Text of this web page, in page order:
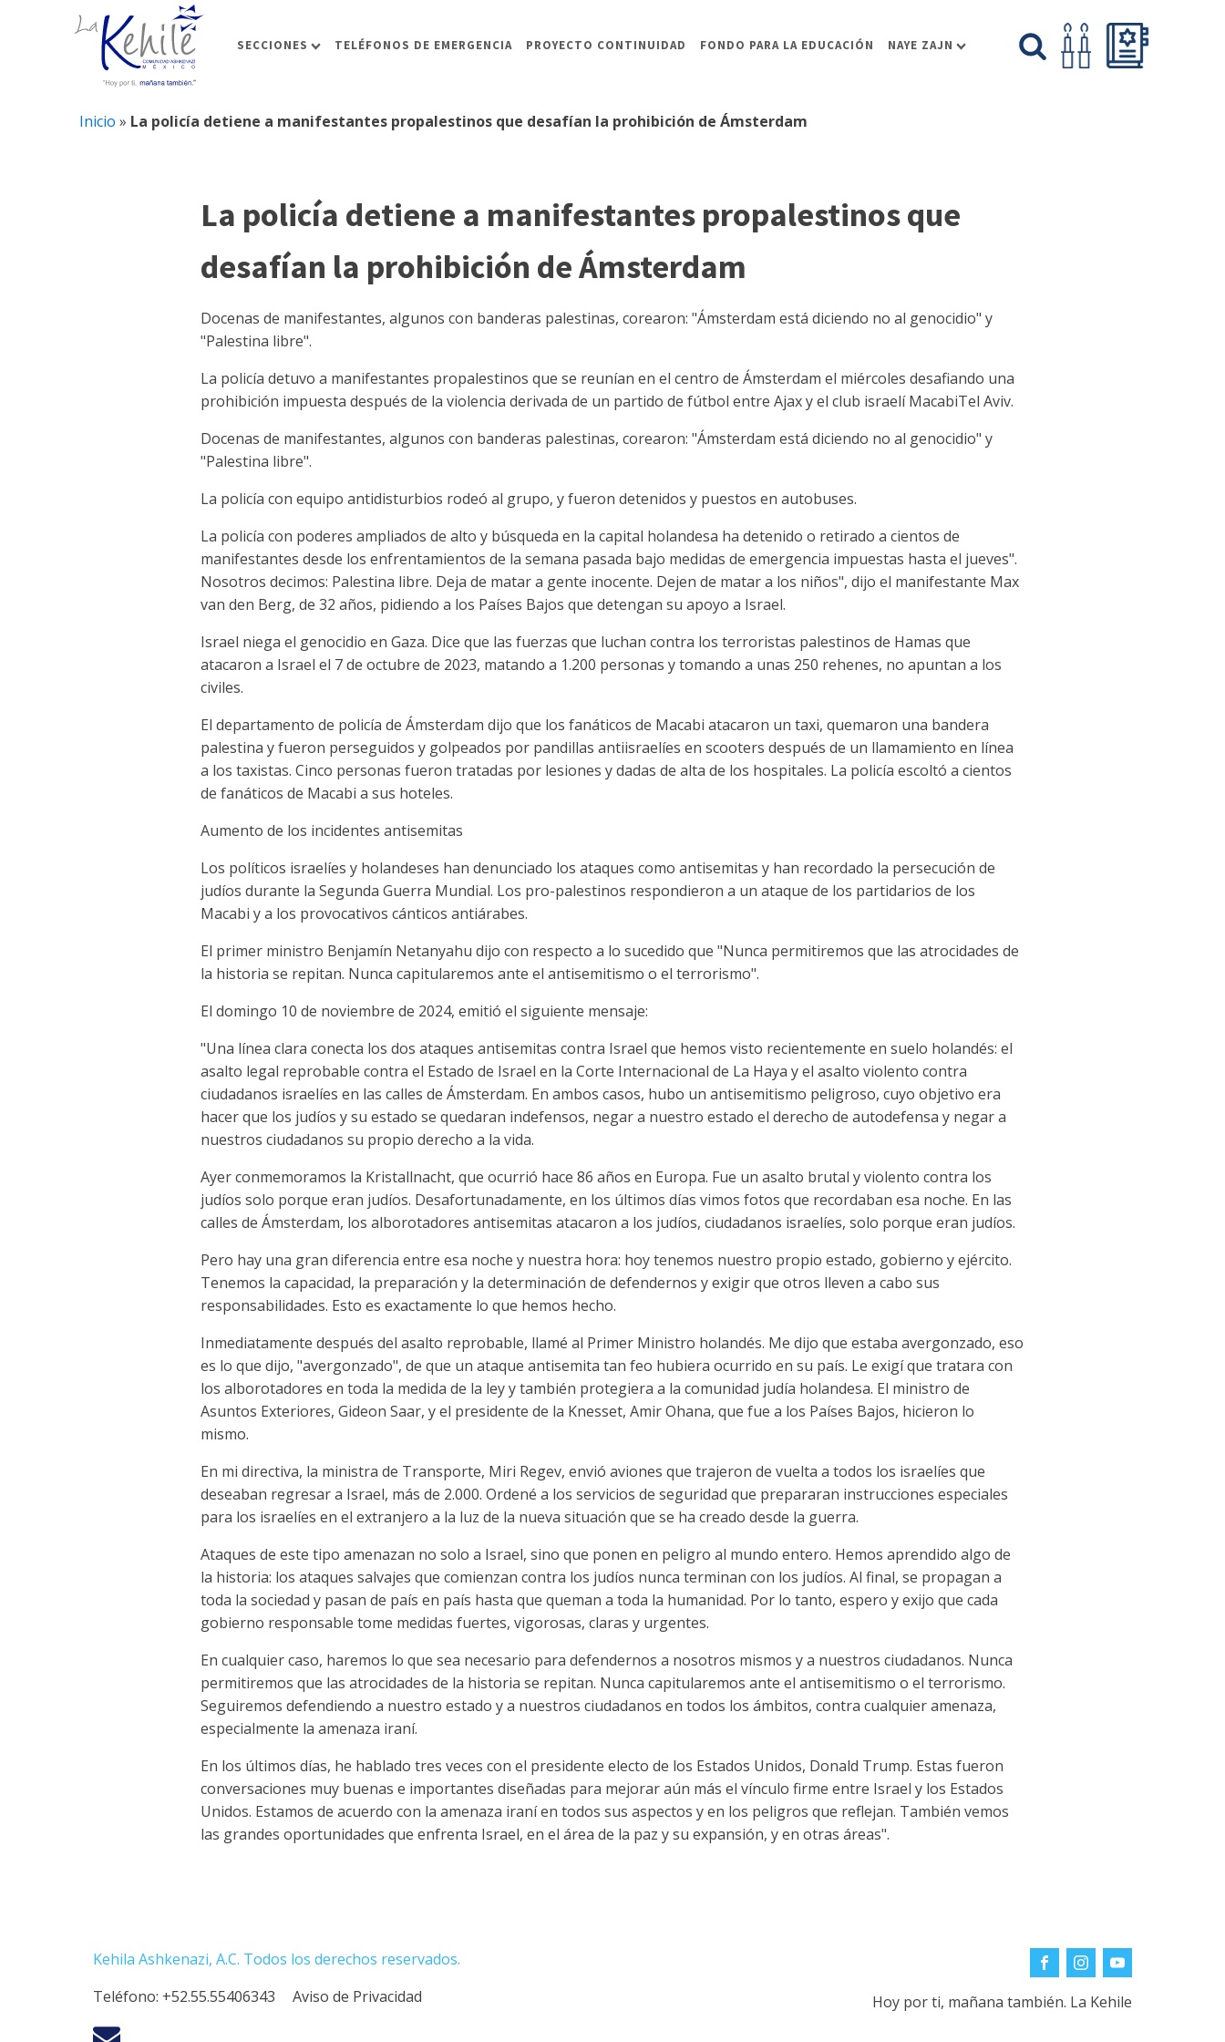
SECCIONES TELÉFONOS DE EMERGENCIA PROYECTO CONTINUIDAD FONDO PARA LA EDUCACIÓN NAYE ZAJN
Inicio » La policía detiene a manifestantes propalestinos que desafían la prohibición de Ámsterdam
La policía detiene a manifestantes propalestinos que
desafían la prohibición de Ámsterdam
Docenas de manifestantes, algunos con banderas palestinas, corearon: "Ámsterdam está diciendo no al genocidio" y
"Palestina libre".
La policía detuvo a manifestantes propalestinos que se reunían en el centro de Ámsterdam el miércoles desafiando una
prohibición impuesta después de la violencia derivada de un partido de fútbol entre Ajax y el club israelí MacabiTel Aviv.
Docenas de manifestantes, algunos con banderas palestinas, corearon: "Ámsterdam está diciendo no al genocidio" y
"Palestina libre".
La policía con equipo antidisturbios rodeó al grupo, y fueron detenidos y puestos en autobuses.
La policía con poderes ampliados de alto y búsqueda en la capital holandesa ha detenido o retirado a cientos de
manifestantes desde los enfrentamientos de la semana pasada bajo medidas de emergencia impuestas hasta el jueves".
Nosotros decimos: Palestina libre. Deja de matar a gente inocente. Dejen de matar a los niños", dijo el manifestante Max
van den Berg, de 32 años, pidiendo a los Países Bajos que detengan su apoyo a Israel.
Israel niega el genocidio en Gaza. Dice que las fuerzas que luchan contra los terroristas palestinos de Hamas que
atacaron a Israel el 7 de octubre de 2023, matando a 1.200 personas y tomando a unas 250 rehenes, no apuntan a los
civiles.
El departamento de policía de Ámsterdam dijo que los fanáticos de Macabi atacaron un taxi, quemaron una bandera
palestina y fueron perseguidos y golpeados por pandillas antiisraelíes en scooters después de un llamamiento en línea
a los taxistas. Cinco personas fueron tratadas por lesiones y dadas de alta de los hospitales. La policía escoltó a cientos
de fanáticos de Macabi a sus hoteles.
Aumento de los incidentes antisemitas
Los políticos israelíes y holandeses han denunciado los ataques como antisemitas y han recordado la persecución de
judíos durante la Segunda Guerra Mundial. Los pro-palestinos respondieron a un ataque de los partidarios de los
Macabi y a los provocativos cánticos antiárabes.
El primer ministro Benjamín Netanyahu dijo con respecto a lo sucedido que "Nunca permitiremos que las atrocidades de
la historia se repitan. Nunca capitularemos ante el antisemitismo o el terrorismo".
El domingo 10 de noviembre de 2024, emitió el siguiente mensaje:
"Una línea clara conecta los dos ataques antisemitas contra Israel que hemos visto recientemente en suelo holandés: el
asalto legal reprobable contra el Estado de Israel en la Corte Internacional de La Haya y el asalto violento contra
ciudadanos israelíes en las calles de Ámsterdam. En ambos casos, hubo un antisemitismo peligroso, cuyo objetivo era
hacer que los judíos y su estado se quedaran indefensos, negar a nuestro estado el derecho de autodefensa y negar a
nuestros ciudadanos su propio derecho a la vida.
Ayer conmemoramos la Kristallnacht, que ocurrió hace 86 años en Europa. Fue un asalto brutal y violento contra los
judíos solo porque eran judíos. Desafortunadamente, en los últimos días vimos fotos que recordaban esa noche. En las
calles de Ámsterdam, los alborotadores antisemitas atacaron a los judíos, ciudadanos israelíes, solo porque eran judíos.
Pero hay una gran diferencia entre esa noche y nuestra hora: hoy tenemos nuestro propio estado, gobierno y ejército.
Tenemos la capacidad, la preparación y la determinación de defendernos y exigir que otros lleven a cabo sus
responsabilidades. Esto es exactamente lo que hemos hecho.
Inmediatamente después del asalto reprobable, llamé al Primer Ministro holandés. Me dijo que estaba avergonzado, eso
es lo que dijo, "avergonzado", de que un ataque antisemita tan feo hubiera ocurrido en su país. Le exigí que tratara con
los alborotadores en toda la medida de la ley y también protegiera a la comunidad judía holandesa. El ministro de
Asuntos Exteriores, Gideon Saar, y el presidente de la Knesset, Amir Ohana, que fue a los Países Bajos, hicieron lo
mismo.
En mi directiva, la ministra de Transporte, Miri Regev, envió aviones que trajeron de vuelta a todos los israelíes que
deseaban regresar a Israel, más de 2.000. Ordené a los servicios de seguridad que prepararan instrucciones especiales
para los israelíes en el extranjero a la luz de la nueva situación que se ha creado desde la guerra.
Ataques de este tipo amenazan no solo a Israel, sino que ponen en peligro al mundo entero. Hemos aprendido algo de
la historia: los ataques salvajes que comienzan contra los judíos nunca terminan con los judíos. Al final, se propagan a
toda la sociedad y pasan de país en país hasta que queman a toda la humanidad. Por lo tanto, espero y exijo que cada
gobierno responsable tome medidas fuertes, vigorosas, claras y urgentes.
En cualquier caso, haremos lo que sea necesario para defendernos a nosotros mismos y a nuestros ciudadanos. Nunca
permitiremos que las atrocidades de la historia se repitan. Nunca capitularemos ante el antisemitismo o el terrorismo.
Seguiremos defendiendo a nuestro estado y a nuestros ciudadanos en todos los ámbitos, contra cualquier amenaza,
especialmente la amenaza iraní.
En los últimos días, he hablado tres veces con el presidente electo de los Estados Unidos, Donald Trump. Estas fueron
conversaciones muy buenas e importantes diseñadas para mejorar aún más el vínculo firme entre Israel y los Estados
Unidos. Estamos de acuerdo con la amenaza iraní en todos sus aspectos y en los peligros que reflejan. También vemos
las grandes oportunidades que enfrenta Israel, en el área de la paz y su expansión, y en otras áreas".
Kehila Ashkenazi, A.C. Todos los derechos reservados.
Teléfono: +52.55.55406343 Aviso de Privacidad Hoy por ti, mañana también. La Kehile